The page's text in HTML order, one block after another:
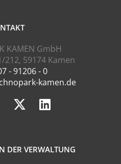
KAMEN GmbH
212, 59174 Kamen
- 91206 - 0
kamen.de
DER VERWALTUNG